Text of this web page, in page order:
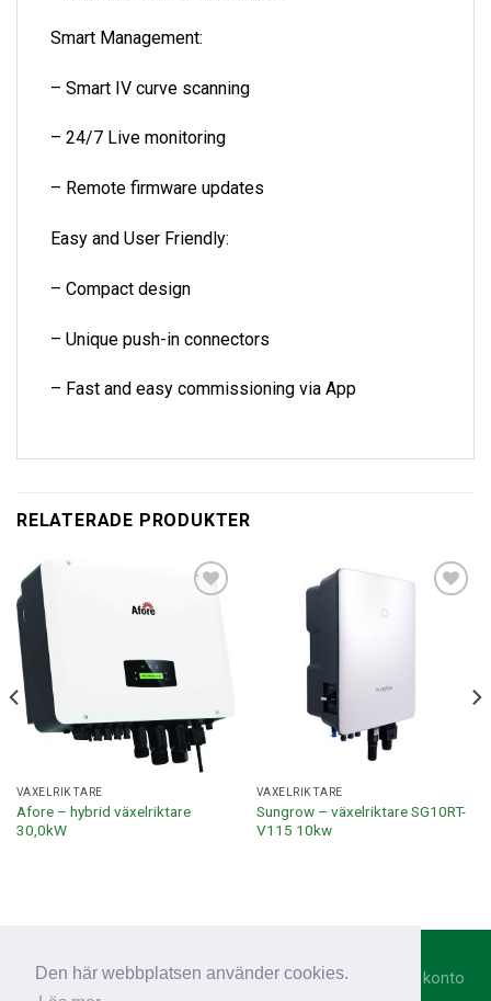
Den här webbplatsen använder cookies.
Smart Management:
– Smart IV curve scanning
– 24/7 Live monitoring
– Remote firmware updates
Easy and User Friendly:
– Compact design
– Unique push-in connectors
– Fast and easy commissioning via App
RELATERADE PRODUKTER
VÄXELRIKTARE
Afore – hybrid växelriktare
30,0kW
VÄXELRIKTARE
Sungrow – växelriktare SG10RT-
V115 10kw
Integritetspolicy|Cookies|Annonsmaterial|Registrera konto